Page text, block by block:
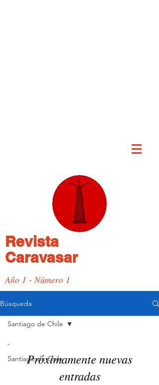
Revista
Caravasar
Año 1 - Número 1
Búsqueda
-
Santiago de Chile
Santiago de Chile
Próximamente nuevas
entradas